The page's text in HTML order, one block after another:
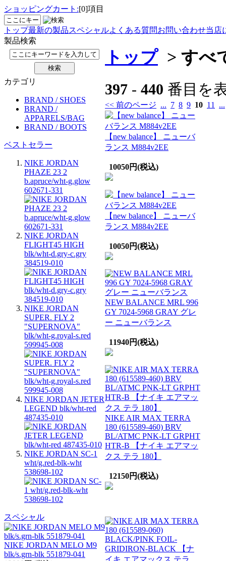
ショッピングカート:[0]項目
トップ最新の製品スペシャルよくある質問お問い合わせ当店
製品検索
カテゴリ
BRAND / SHOES
BRAND /
APPARELS/BAG
BRAND / BOOTS
ベストセラー
NIKE JORDAN
PHAZE 23 2
b.apruce/wht-g.glow
602671-331
NIKE JORDAN
FLIGHT45 HIGH
blk/wht-d.gry-c.gry
384519-010
NIKE JORDAN
SUPER. FLY 2
"SUPERNOVA"
blk/wht-g.royal-s.red
599945-008
NIKE JORDAN JETER
LEGEND blk/wht-red
487435-010
NIKE JORDAN SC-1
wht/g.red-blk-wht
538698-102
スペシャル
NIKE JORDAN MELO M9
blk/s.grn-blk 551879-041
トップ> すべ
397 - 440 番目を
<< 前のページ ... 7 8 9 10 11 ...
【new balance】 ニューバ
ランス M884v2EE
10050円(税込)
【new balance】 ニューバ
ランス M884v2EE
10050円(税込)
NEW BALANCE MRL 996
GY 7024-5968 GRAY グレ
ー ニューバランス
11940円(税込)
NIKE AIR MAX TERRA
180 (615589-460) BRV
BL/ATMC PNK-LT GRPHT
HTR-B 【ナイキ エアマッ
クス テラ 180】
12150円(税込)